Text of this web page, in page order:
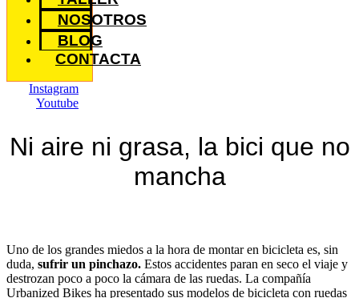
NOSOTROS
BLOG
CONTACTA
Instagram
Youtube
Ni aire ni grasa, la bici que no
mancha
Uno de los grandes miedos a la hora de montar en bicicleta es, sin
duda, sufrir un pinchazo. Estos accidentes paran en seco el viaje y
destrozan poco a poco la cámara de las ruedas. La compañía
Urbanized Bikes ha presentado sus modelos de bicicleta con ruedas